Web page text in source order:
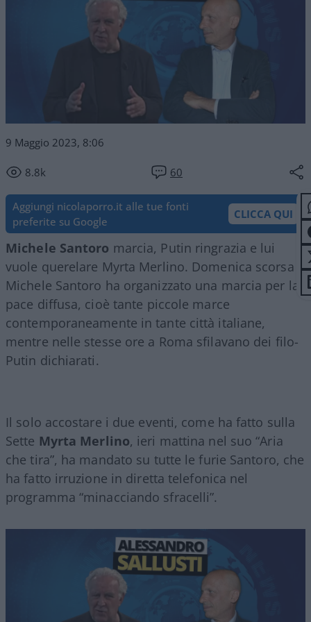
9 Maggio 2023, 8:06
8.8k 60
Aggiungi nicolaporro.it alle tue fonti
preferite su Google
CLICCA QUI
Michele Santoro marcia, Putin ringrazia e lui
vuole querelare Myrta Merlino. Domenica scorsa
Michele Santoro ha organizzato una marcia per la
pace diffusa, cioè tante piccole marce
contemporaneamente in tante città italiane,
mentre nelle stesse ore a Roma sfilavano dei filo-
Putin dichiarati.
Il solo accostare i due eventi, come ha fatto sulla
Sette Myrta Merlino, ieri mattina nel suo “Aria
che tira”, ha mandato su tutte le furie Santoro, che
ha fatto irruzione in diretta telefonica nel
programma “minacciando sfracelli”.